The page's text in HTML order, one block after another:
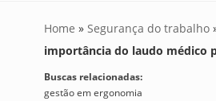
Home » Segurança do trabalho
importância do laudo médico
Buscas relacionadas:
gestão em ergonomia